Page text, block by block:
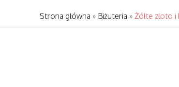
Strona główna » Biżuteria » Żółte złoto